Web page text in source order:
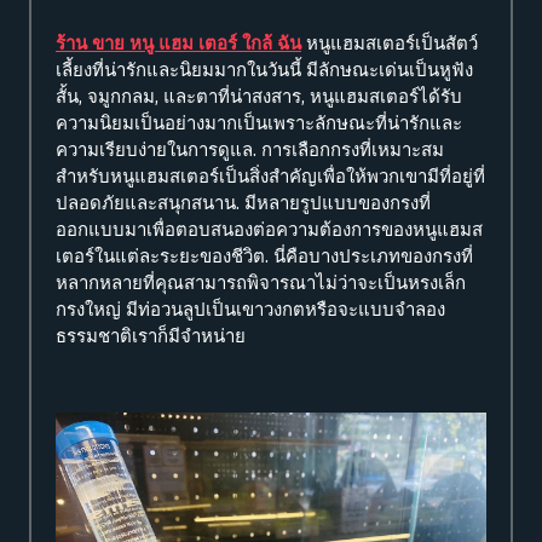
ร้าน ขาย หนู แฮม เตอร์ ใกล้ ฉัน หนูแฮมสเตอร์เป็นสัตว์
เลี้ยงที่น่ารักและนิยมมากในวันนี้ มีลักษณะเด่นเป็นหูฟัง
สั้น, จมูกกลม, และตาที่น่าสงสาร, หนูแฮมสเตอร์ได้รับ
ความนิยมเป็นอย่างมากเป็นเพราะลักษณะที่น่ารักและ
ความเรียบง่ายในการดูแล. การเลือกกรงที่เหมาะสม
สำหรับหนูแฮมสเตอร์เป็นสิ่งสำคัญเพื่อให้พวกเขามีที่อยู่ที่
ปลอดภัยและสนุกสนาน. มีหลายรูปแบบของกรงที่
ออกแบบมาเพื่อตอบสนองต่อความต้องการของหนูแฮมส
เตอร์ในแต่ละระยะของชีวิต. นี่คือบางประเภทของกรงที่
หลากหลายที่คุณสามารถพิจารณาไม่ว่าจะเป็นหรงเล็ก
กรงใหญ่ มีท่อวนลูปเป็นเขาวงกตหรือจะแบบจำลอง
ธรรมชาติเราก็มีจำหน่าย